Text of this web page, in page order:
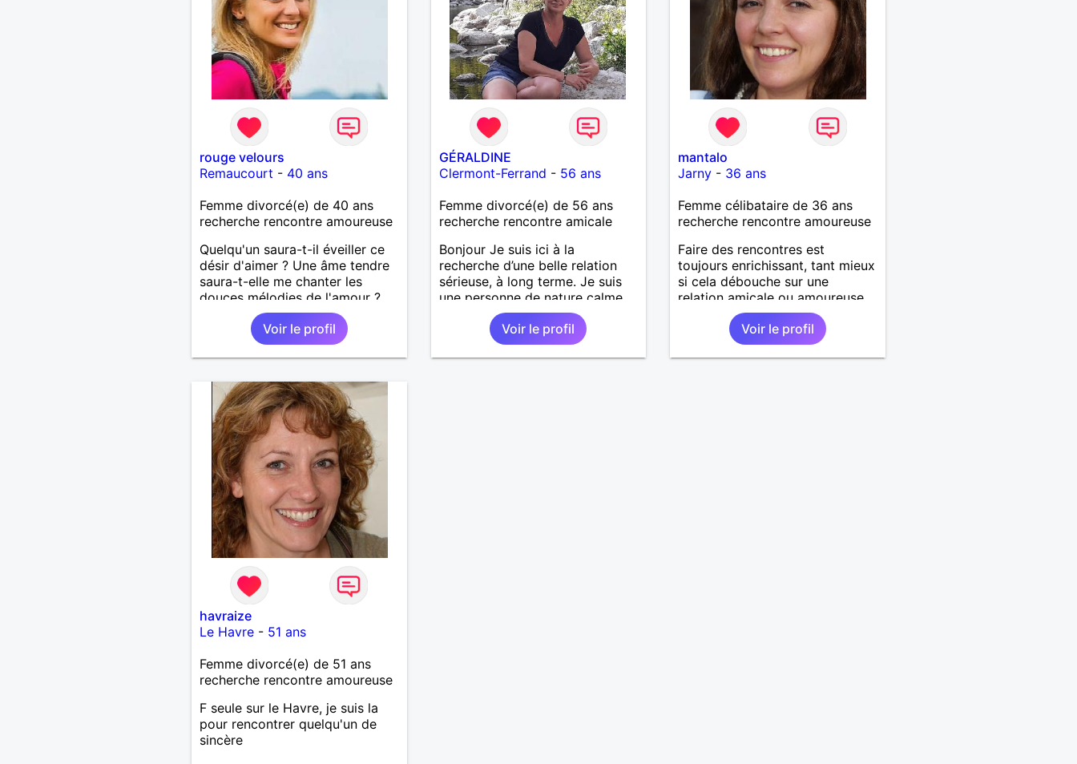
rouge velours
Remaucourt - 40 ans
Femme divorcé(e) de 40 ans
recherche rencontre amoureuse
Quelqu'un saura-t-il éveiller ce
désir d'aimer ? Une âme tendre
saura-t-elle me chanter les
douces mélodies de l'amour ?
Je ne rêve pas trop mais j'y
crois. La vie est faite
d'expérience et chacune nous
grandie de plus en plus.
Voir le profil
GÉRALDINE
Clermont-Ferrand - 56 ans
Femme divorcé(e) de 56 ans
recherche rencontre amicale
Bonjour Je suis ici à la
recherche d’une belle relation
sérieuse, à long terme. Je suis
une personne de nature calme,
curieuse, un brin d’aventure,
amoureuse de la nature et des
grands espaces ainsi que des
voyages. Je recherche une
Voir le profil
mantalo
Jarny - 36 ans
Femme célibataire de 36 ans
recherche rencontre amoureuse
Faire des rencontres est
toujours enrichissant, tant mieux
si cela débouche sur une
relation amicale ou amoureuse.
Mes goûts et mes activités sont
très variés.Voir le profil
havraize
Le Havre- 51 ans
Femme divorcé(e) de 51 ans
recherche rencontre amoureuse
F seule sur le Havre, je suis la
pour rencontrer quelqu'un de
sincère